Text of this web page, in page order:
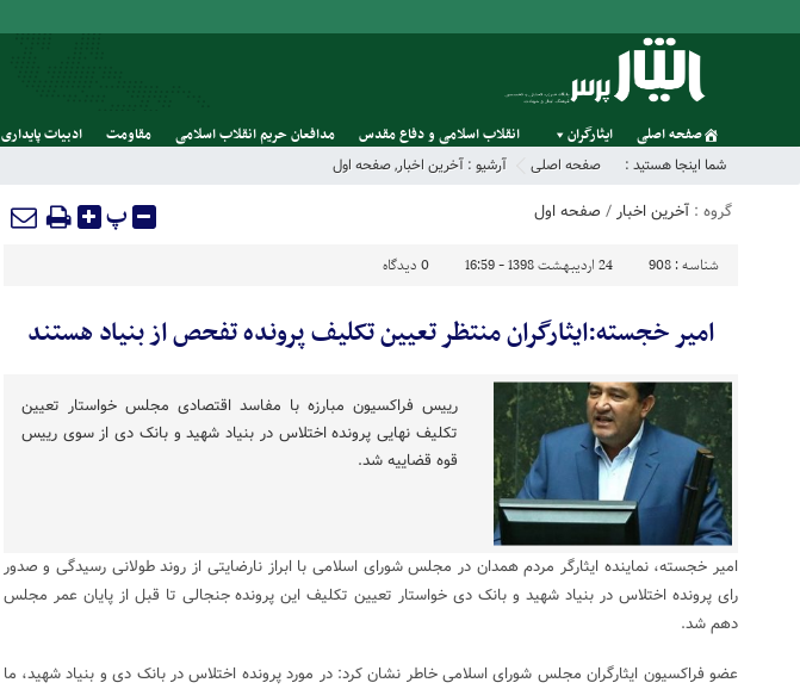
صفحه اصلی ایثارگران انقلاب اسلامی و دفاع مقدس مدافعان حریم انقلاب اسلامی مقاومت ادبیات پایداری
شما اینجا هستید : صفحه اصلی آرشیو : آخرین اخبار,صفحه اول
گروه : آخرین اخبار / صفحه اول پ
شناسه : 908 24 اردیبهشت 1398 - 16:59 0 دیدگاه
امیر خجسته:ایثارگران منتظر تعیین تکلیف پرونده تفحص از بنیاد هستند
رییس فراکسیون مبارزه با مفاسد اقتصادی مجلس خواستار تعیین
تکلیف نهایی پرونده اختلاس در بنیاد شهید و بانک دی از سوی رییس
قوه قضاییه شد.
امیر خجسته، نماینده ایثارگر مردم همدان در مجلس شورای اسلامی با ابراز نارضایتی از روند طولانی رسیدگی و صدور
رای پرونده اختلاس در بنیاد شهید و بانک دی خواستار تعیین تکلیف این پرونده جنجالی تا قبل از پایان عمر مجلس
دهم شد.
عضو فراکسیون ایثارگران مجلس شورای اسلامی خاطر نشان کرد: در مورد پرونده اختلاس در بانک دی و بنیاد شهید، ما